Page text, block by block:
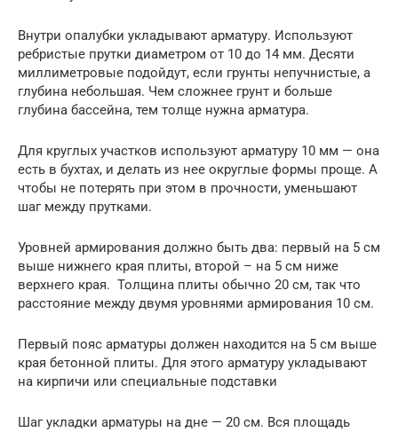
Внутри опалубки укладывают арматуру. Используют
ребристые прутки диаметром от 10 до 14 мм. Десяти
миллиметровые подойдут, если грунты непучнистые, а
глубина небольшая. Чем сложнее грунт и больше
глубина бассейна, тем толще нужна арматура.
Для круглых участков используют арматуру 10 мм — она
есть в бухтах, и делать из нее округлые формы проще. А
чтобы не потерять при этом в прочности, уменьшают
шаг между прутками.
Уровней армирования должно быть два: первый на 5 см
выше нижнего края плиты, второй – на 5 см ниже
верхнего края. Толщина плиты обычно 20 см, так что
расстояние между двумя уровнями армирования 10 см.
Первый пояс арматуры должен находится на 5 см выше
края бетонной плиты. Для этого арматуру укладывают
на кирпичи или специальные подставки
Шаг укладки арматуры на дне — 20 см. Вся площадь